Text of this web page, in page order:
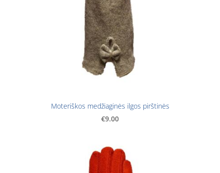
Moteriškos medžiaginės ilgos pirštinės
€9.00